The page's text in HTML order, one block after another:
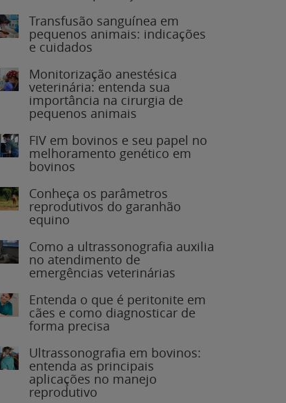
Transfusão sanguínea em
pequenos animais: indicações
e cuidados
Monitorização anestésica
veterinária: entenda sua
importância na cirurgia de
pequenos animais
FIV em bovinos e seu papel no
melhoramento genético em
bovinos
Conheça os parâmetros
reprodutivos do garanhão
equino
Como a ultrassonografia auxilia
no atendimento de
emergências veterinárias
Entenda o que é peritonite em
cães e como diagnosticar de
forma precisa
Ultrassonografia em bovinos:
entenda as principais
aplicações no manejo
reprodutivo